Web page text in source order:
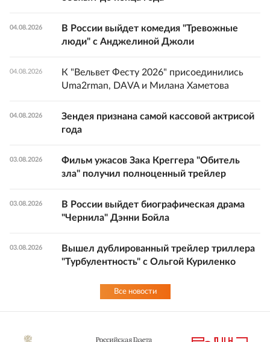
04.08.2026
В России выйдет комедия "Тревожные
люди" с Анджелиной Джоли
04.08.2026
К "Вельвет Фесту 2026" присоединились
Uma2rman, DAVA и Милана Хаметова
04.08.2026
Зендея признана самой кассовой актрисой
года
03.08.2026
Фильм ужасов Зака Креггера "Обитель
зла" получил полноценный трейлер
03.08.2026
В России выйдет биографическая драма
"Чернила" Дэнни Бойла
03.08.2026
Вышел дублированный трейлер триллера
"Турбулентность" с Ольгой Куриленко
Все новости